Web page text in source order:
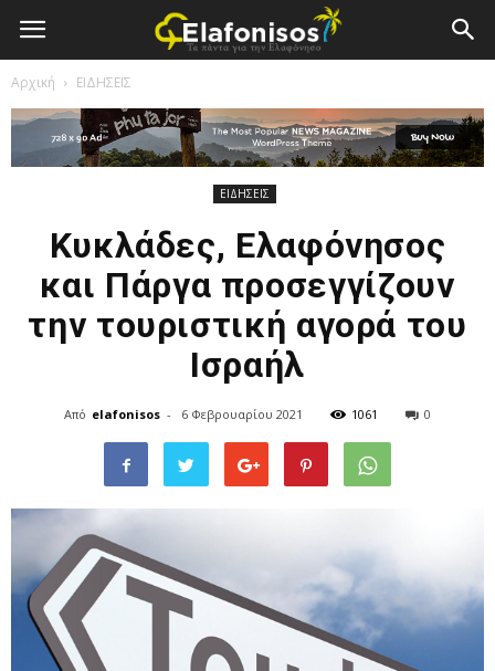
Elafonisos.Gr
Αρχική ΕΙΔΗΣΕΙΣ
ΕΙΔΗΣΕΙΣ
Κυκλάδες, Ελαφόνησος
και Πάργα προσεγγίζουν
την τουριστική αγορά του
Ισραήλ
Από elafonisos - 6 Φεβρουαρίου 2021 1061 0